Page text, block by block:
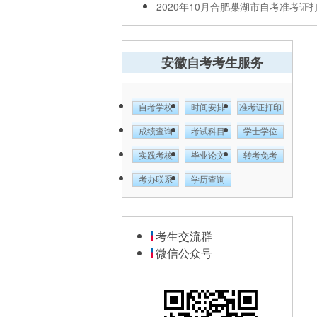
2020年10月合肥巢湖市自考准考证
安徽自考考生服务
自考学校 时间安排 准考证打印
成绩查询 考试科目 学士学位
实践考核 毕业论文 转考免考
考办联系 学历查询
考生交流群
微信公众号